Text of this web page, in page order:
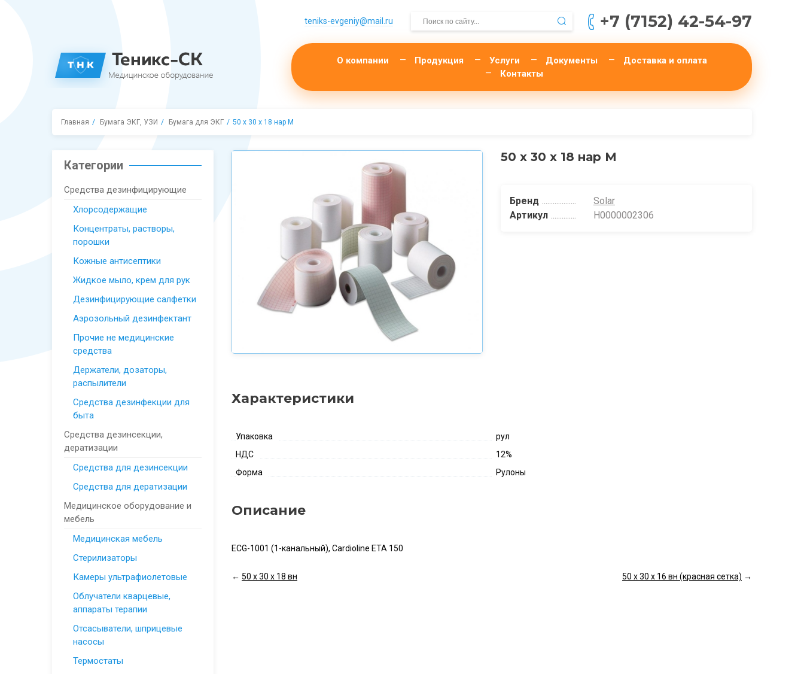
teniks-evgeniy@mail.­ru +7 (7152) 42-54-97
О компании Продукция Услуги Документы
Доставка и оплата
Контакты
Главная Бумага ЭКГ, УЗИ Бумага для ЭКГ 50 х 30 х 18 нар М
Категории
Средства дезинфицирующие
Хлорсодержащие
Концентраты, растворы,
порошки
Кожные антисептики
Жидкое мыло, крем для рук
Дезинфицирующие салфетки
Аэрозольный дезинфектант
Прочие не медицинские
средства
Держатели, дозаторы,
распылители
Средства дезинфекции для
быта
Средства дезинсекции,
дератизации
Средства для дезинсекции
Средства для дератизации
Медицинское оборудование и
мебель
Медицинская мебель
Стерилизаторы
Камеры ультрафиолетовые
Облучатели кварцевые,
аппараты терапии
Отсасыватели, шприцевые
насосы
Термостаты
50 х 30 х 18 нар М
Бренд
Solar
Артикул
Н0000002306
Характеристики
Упаковка
рул
НДС
12%
Форма
Рулоны
Описание
ECG-1001 (1-канальный), Cardioline ETA 150
← 50 х 30 х 18 вн 50 х 30 х 16 вн (красная сетка) →